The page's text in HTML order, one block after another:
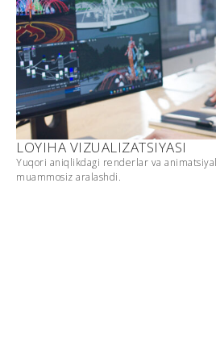
LOYIHA VIZUALIZATSIYASI
Yuqori aniqlikdagi renderlar va
muammosiz aralashdi.